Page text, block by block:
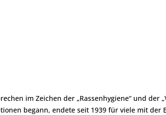
im Zeichen der „Rassenhygiene“ und der
begann, endete seit 1939 für viele mit der